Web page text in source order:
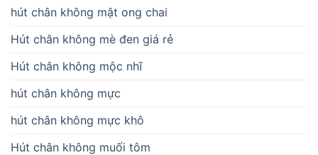
hút chân không mật ong chai
Hút chân không mè đen giá rẻ
Hút chân không mộc nhĩ
hút chân không mực
hút chân không mực khô
Hút chân không muối tôm